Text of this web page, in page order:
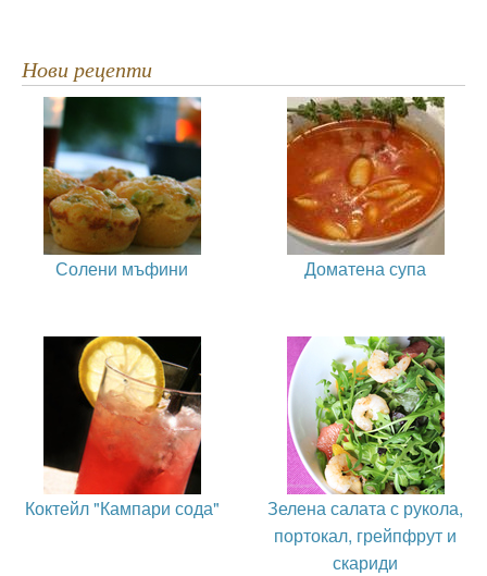
Нови рецепти
Солени мъфини Доматена супа
Коктейл "Кампари сода"
Зелена салата с рукола,
портокал, грейпфрут и
скариди